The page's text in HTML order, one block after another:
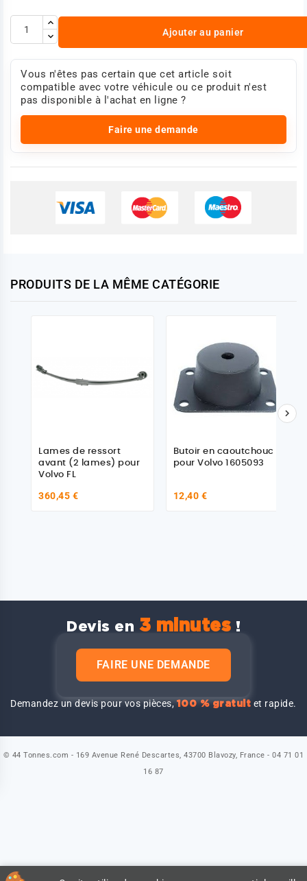
Ajouter au panier
Vous n'êtes pas certain que cet article soit
compatible avec votre véhicule ou ce produit n'est
pas disponible à l'achat en ligne ?
Faire une demande
PRODUITS DE LA MÊME CATÉGORIE
Lames de ressort
avant (2 lames) pour
Volvo FL
360,45 €
Butoir en caoutchouc
pour Volvo 1605093
12,40 €

Devis en 3 minutes !
FAIRE UNE DEMANDE
Demandez un devis pour vos pièces,100 % gratuit et rapide.
© 44 Tonnes.com - 169 Avenue René Descartes, 43700 Blavozy, France - 04 71 01
16 87